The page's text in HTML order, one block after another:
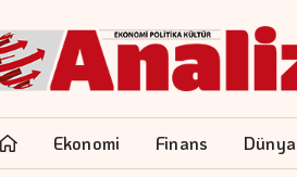
Ekonomi Finans Dünya